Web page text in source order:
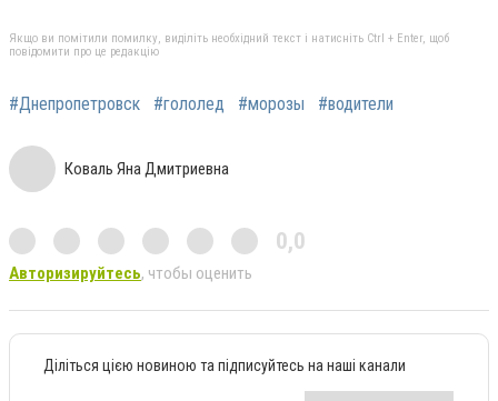
Якщо ви помітили помилку, виділіть необхідний текст і натисніть Ctrl + Enter, щоб
повідомити про це редакцію
#Днепропетровск #гололед #морозы #водители
Коваль Яна Дмитриевна
0,0
Авторизируйтесь, чтобы оценить
Діліться цією новиною та підписуйтесь на наші канали